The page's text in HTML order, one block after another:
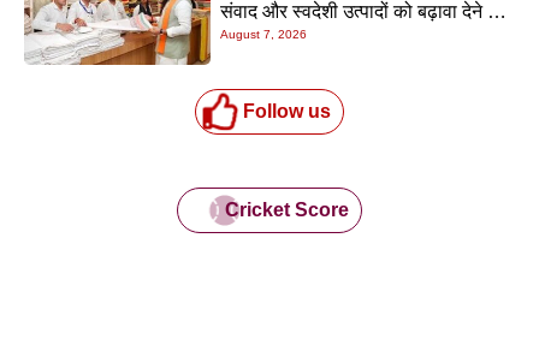
संवाद और स्वदेशी उत्पादों को बढ़ावा देने की
अपील
August 7, 2026
Follow us
Cricket Score